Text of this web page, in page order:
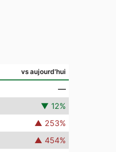
vs aujourd'hui
—
▼ 12%
▲ 253%
▲ 454%